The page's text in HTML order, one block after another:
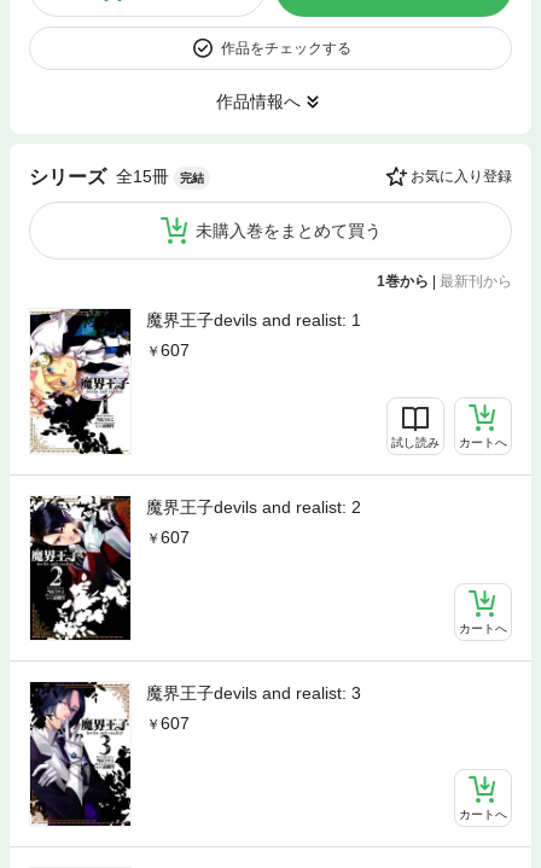
作品をチェックする
作品情報へ
シリーズ 全15冊 完結 お気に入り登録
未購入巻をまとめて買う
1巻から 最新刊から
魔界王子devils and realist: 1
607
試し読み カートへ
魔界王子devils and realist: 2
607
カートへ
魔界王子devils and realist: 3
607
カートへ